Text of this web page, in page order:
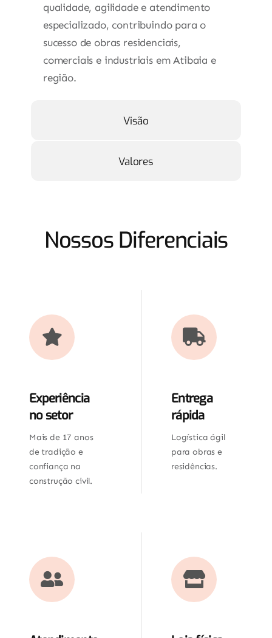
qualidade, agilidade e atendimento
especializado, contribuindo para o
sucesso de obras residenciais,
comerciais e industriais em Atibaia e
região.
Visão
Valores
Nossos Diferenciais
Experiência
no setor
Mais de 17 anos
de tradição e
confiança na
construção civil.
Entrega
rápida
Logística ágil
para obras e
residências.